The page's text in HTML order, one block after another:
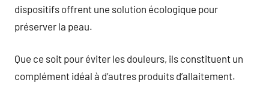
dispositifs offrent une solution écologique pour
préserver la peau.
Que ce soit pour éviter les douleurs, ils constituent un
complément idéal à d’autres produits d’allaitement.